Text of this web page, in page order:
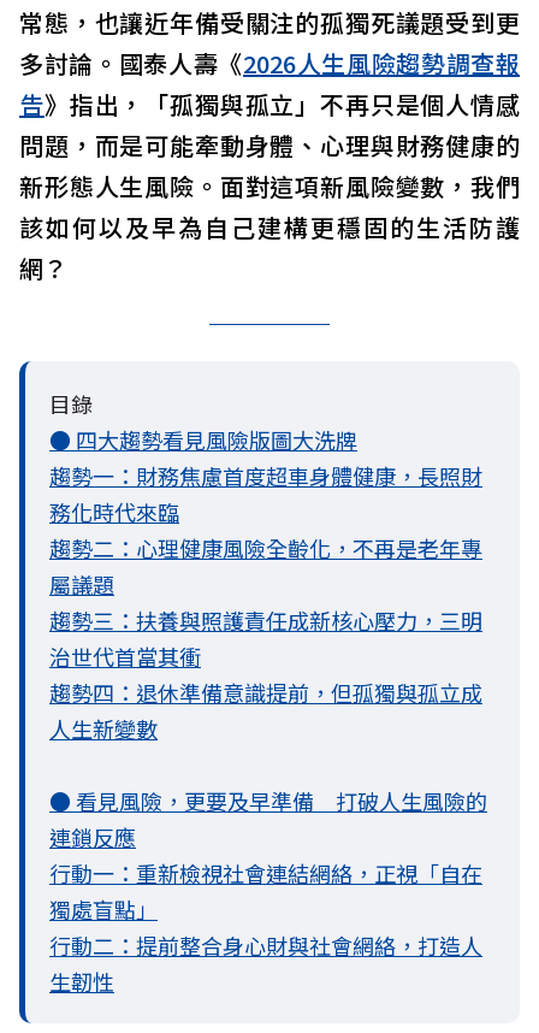
常態，也讓近年備受關注的孤獨死議題受到更
多討論。國泰人壽《2026人生風險趨勢調查報
告》指出，「孤獨與孤立」不再只是個人情感
問題，而是可能牽動身體、心理與財務健康的
新形態人生風險。面對這項新風險變數，我們
該如何以及早為自己建構更穩固的生活防護
網？
目錄
● 四大趨勢看見風險版圖大洗牌
趨勢一：財務焦慮首度超車身體健康，長照財
務化時代來臨
趨勢二：心理健康風險全齡化，不再是老年專
屬議題
趨勢三：扶養與照護責任成新核心壓力，三明
治世代首當其衝
趨勢四：退休準備意識提前，但孤獨與孤立成
人生新變數
● 看見風險，更要及早準備 打破人生風險的
連鎖反應
行動一：重新檢視社會連結網絡，正視「自在
獨處盲點」
行動二：提前整合身心財與社會網絡，打造人
生韌性